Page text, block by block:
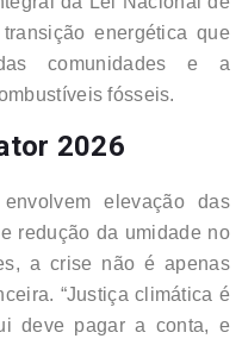
energética que
comunidades e a
fósseis.
2026
elevação das
redução da umidade no
a crise não é apenas
“Justiça climática é
deve pagar a conta, e